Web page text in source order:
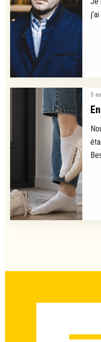
5